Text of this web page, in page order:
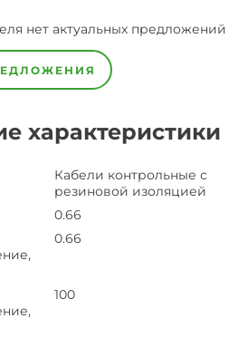
нет актуальных предложений
характеристики
Кабели контрольные с
резиновой изоляцией
0.66
0.66
100